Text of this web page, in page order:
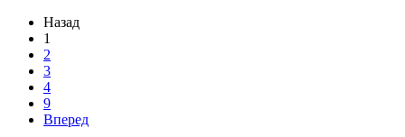
Назад
1
2
3
4
9
Вперед